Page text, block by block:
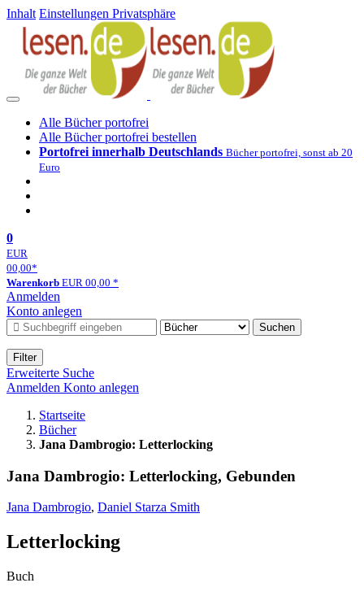
Inhalt Einstellungen Privatsphäre
Alle Bücher portofrei
Alle Bücher portofrei bestellen
Portofrei innerhalb Deutschlands Bücher portofrei, sonst ab 20
Euro
0
EUR
00,00*
Warenkorb EUR 00,00 *
Anmelden
Konto anlegen
Suchen
Filter
Erweiterte Suche
Anmelden Konto anlegen
Startseite
Bücher
Jana Dambrogio: Letterlocking
Jana Dambrogio: Letterlocking, Gebunden
Jana Dambrogio, Daniel Starza Smith
Letterlocking
Buch